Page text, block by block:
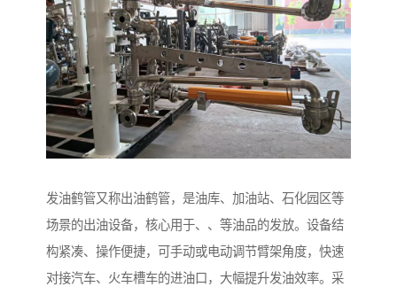
发油鹤管又称出油鹤管，是油库、加油站、石化园区等
场景的出油设备，核心用于、、等油品的发放。设备结
构紧凑、操作便捷，可手动或电动调节臂架角度，快速
对接汽车、火车槽车的进油口，大幅提升发油效率。采